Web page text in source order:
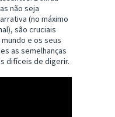
não seja
(no máximo
são cruciais
e os seus
as semelhanças
difíceis de digerir.